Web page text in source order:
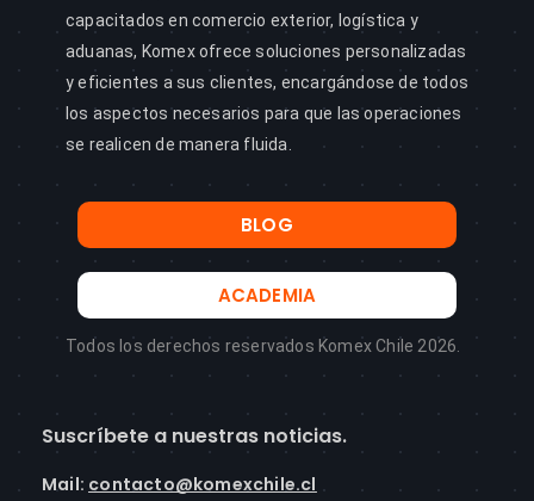
capacitados en comercio exterior, logística y
aduanas, Komex ofrece soluciones personalizadas
y eficientes a sus clientes, encargándose de todos
los aspectos necesarios para que las operaciones
se realicen de manera fluida.
BLOG
ACADEMIA
Todos los derechos reservados Komex Chile 2026.
Suscríbete a nuestras noticias.
Mail: contacto@komexchile.cl